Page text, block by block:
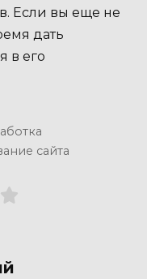
Если вы еще не
дать
в его
сайта